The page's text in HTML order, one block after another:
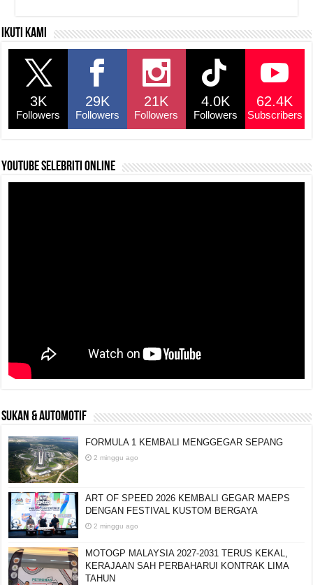
Ikuti kami
3K
Followers
29K
Followers
21K
Followers
4.0K
Followers
62.4K
Subscribers
YouTube selebriti online
SUKAN & AUTOMOTIF
FORMULA 1 KEMBALI MENGGEGAR SEPANG
2 minggu ago
ART OF SPEED 2026 KEMBALI GEGAR MAEPS
DENGAN FESTIVAL KUSTOM BERGAYA
2 minggu ago
MOTOGP MALAYSIA 2027-2031 TERUS KEKAL,
KERAJAAN SAH PERBAHARUI KONTRAK LIMA
TAHUN